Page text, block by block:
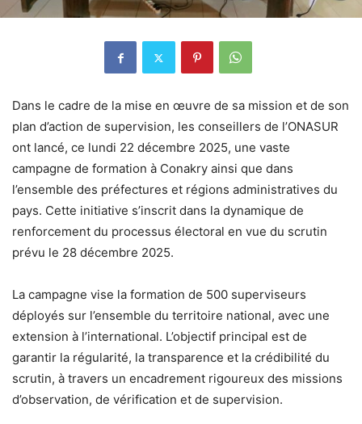
Dans le cadre de la mise en œuvre de sa mission et de son
plan d’action de supervision, les conseillers de l’ONASUR
ont lancé, ce lundi 22 décembre 2025, une vaste
campagne de formation à Conakry ainsi que dans
l’ensemble des préfectures et régions administratives du
pays. Cette initiative s’inscrit dans la dynamique de
renforcement du processus électoral en vue du scrutin
prévu le 28 décembre 2025.
La campagne vise la formation de 500 superviseurs
déployés sur l’ensemble du territoire national, avec une
extension à l’international. L’objectif principal est de
garantir la régularité, la transparence et la crédibilité du
scrutin, à travers un encadrement rigoureux des missions
d’observation, de vérification et de supervision.